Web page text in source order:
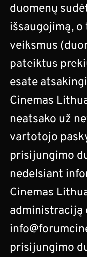
duomenų
išsaugojimą,
veiksmus
pateiktus
esate
Cinemas
neatsako už
vartotojo
prisijungimo
nedelsiant
Cinemas
administraciją
prisijungimo